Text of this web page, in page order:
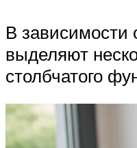
В зависимости
выделяют
столбчатого